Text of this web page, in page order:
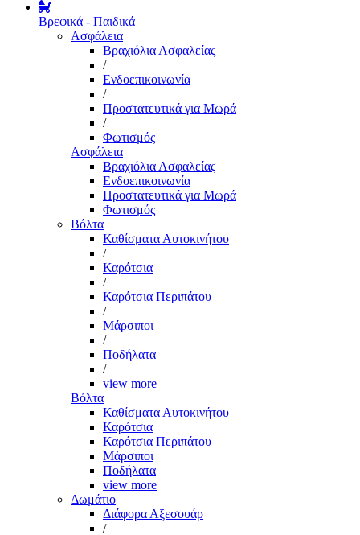
Βρεφικά - Παιδικά
Ασφάλεια
Βραχιόλια Ασφαλείας
/
Ενδοεπικοινωνία
/
Προστατευτικά για Μωρά
/
Φωτισμός
Ασφάλεια
Βραχιόλια Ασφαλείας
Ενδοεπικοινωνία
Προστατευτικά για Μωρά
Φωτισμός
Βόλτα
Καθίσματα Αυτοκινήτου
/
Καρότσια
/
Καρότσια Περιπάτου
/
Μάρσιποι
/
Ποδήλατα
/
view more
Βόλτα
Καθίσματα Αυτοκινήτου
Καρότσια
Καρότσια Περιπάτου
Μάρσιποι
Ποδήλατα
view more
Δωμάτιο
Διάφορα Αξεσουάρ
/